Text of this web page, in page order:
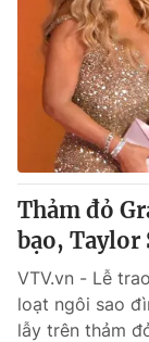
Thảm đỏ
bạo,
VTV.vn - Lễ
loạt ngôi sao
lẫy trên thảm